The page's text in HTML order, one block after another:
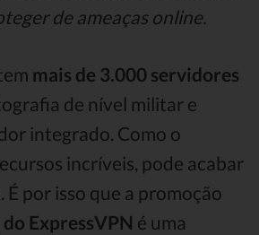
de ameaças online.
mais de 3.000 servidores
de nível militar e
integrado. Como o
incríveis, pode acabar
É por isso que a promoção
ExpressVPN é uma